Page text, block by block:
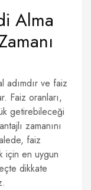
Alma
adımdır ve faiz
Faiz oranları,
getirebileceği
zamanını
faiz
için en uygun
dikkate